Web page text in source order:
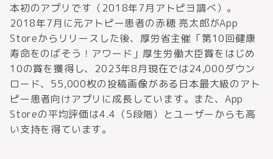
本初のアプリです（2018年7月アトピヨ調べ）。
2018年7月に元アトピー患者の赤穂 亮太郎がApp
Storeからリリースした後、厚労省主催「第10回健康
寿命をのばそう！アワード」厚生労働大臣賞をはじめ
10の賞を獲得し、2023年8月現在では24,000ダウン
ロード、55,000枚の投稿画像がある日本最大級のアト
ピー患者向けアプリに成長しています。また、App
Storeの平均評価は4.4（5段階）とユーザーからも高
い支持を得ています。